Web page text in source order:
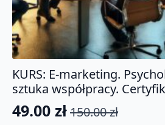
KURS: E-marketing.
sztuka współpracy.
150.00zł
Pierwotna
49.00 zł
Aktualna